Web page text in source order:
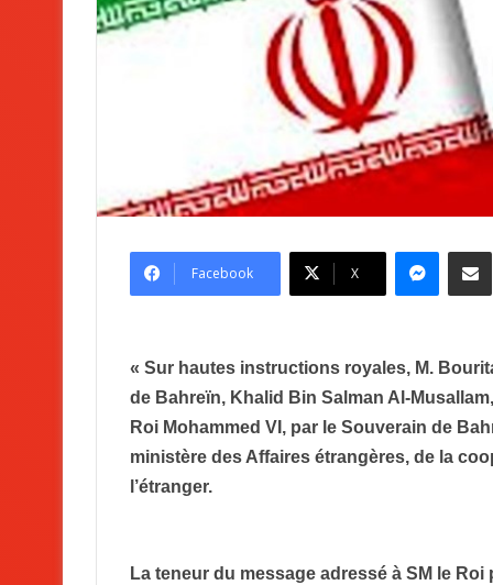
Facebook X
« Sur hautes instructions royales, M.
de Bahreïn, Khalid Bin Salman Al-
Roi Mohammed VI, par le Souverain de
ministère des Affaires étrangères, de la
l’étranger.
La teneur du message adressé à SM le